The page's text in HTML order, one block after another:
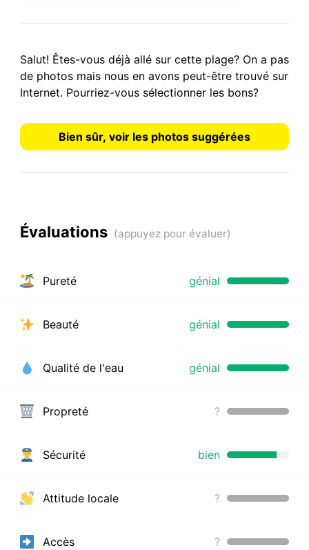
Salut! Êtes-vous déjà allé sur cette plage? On a pas
de photos mais nous en avons peut-être trouvé sur
Internet. Pourriez-vous sélectionner les bons?
Bien sûr, voir les photos suggérées
Évaluations
Pureté génial
Beauté génial
Qualité de l'eau génial
Propreté ?
Sécurité bien
Attitude locale ?
Accès ?